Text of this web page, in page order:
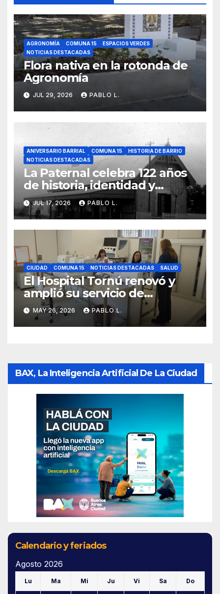
AGRONOMÍA COMUNA 15
ESPACIOS VERDES
NOTICIAS DESTACADAS
Flora nativa en la rotonda de
Agronomía
JUL 29, 2026 PABLO L.
ANIVERSARIO BARRIAL COMUNA 15
HISTORIA DE BARRIO
NOTICIAS DESTACADAS
La Paternal celebra 122 años
de historia, identidad y
memoria barrial
JUL 17, 2026 PABLO L.
CIUDAD COMUNA 15 NOTICIAS DESTACADAS SALUD
El Hospital Tornú renovó y
amplió su servicio de
Anatomía Patológica en
Parque Chas
MAY 26, 2026 PABLO L.
BAX, La Inteligencia Artificial De La Ciudad
Calendario y feriados
Agosto 2026
Lu Ma Mi Ju Vi Sa Do